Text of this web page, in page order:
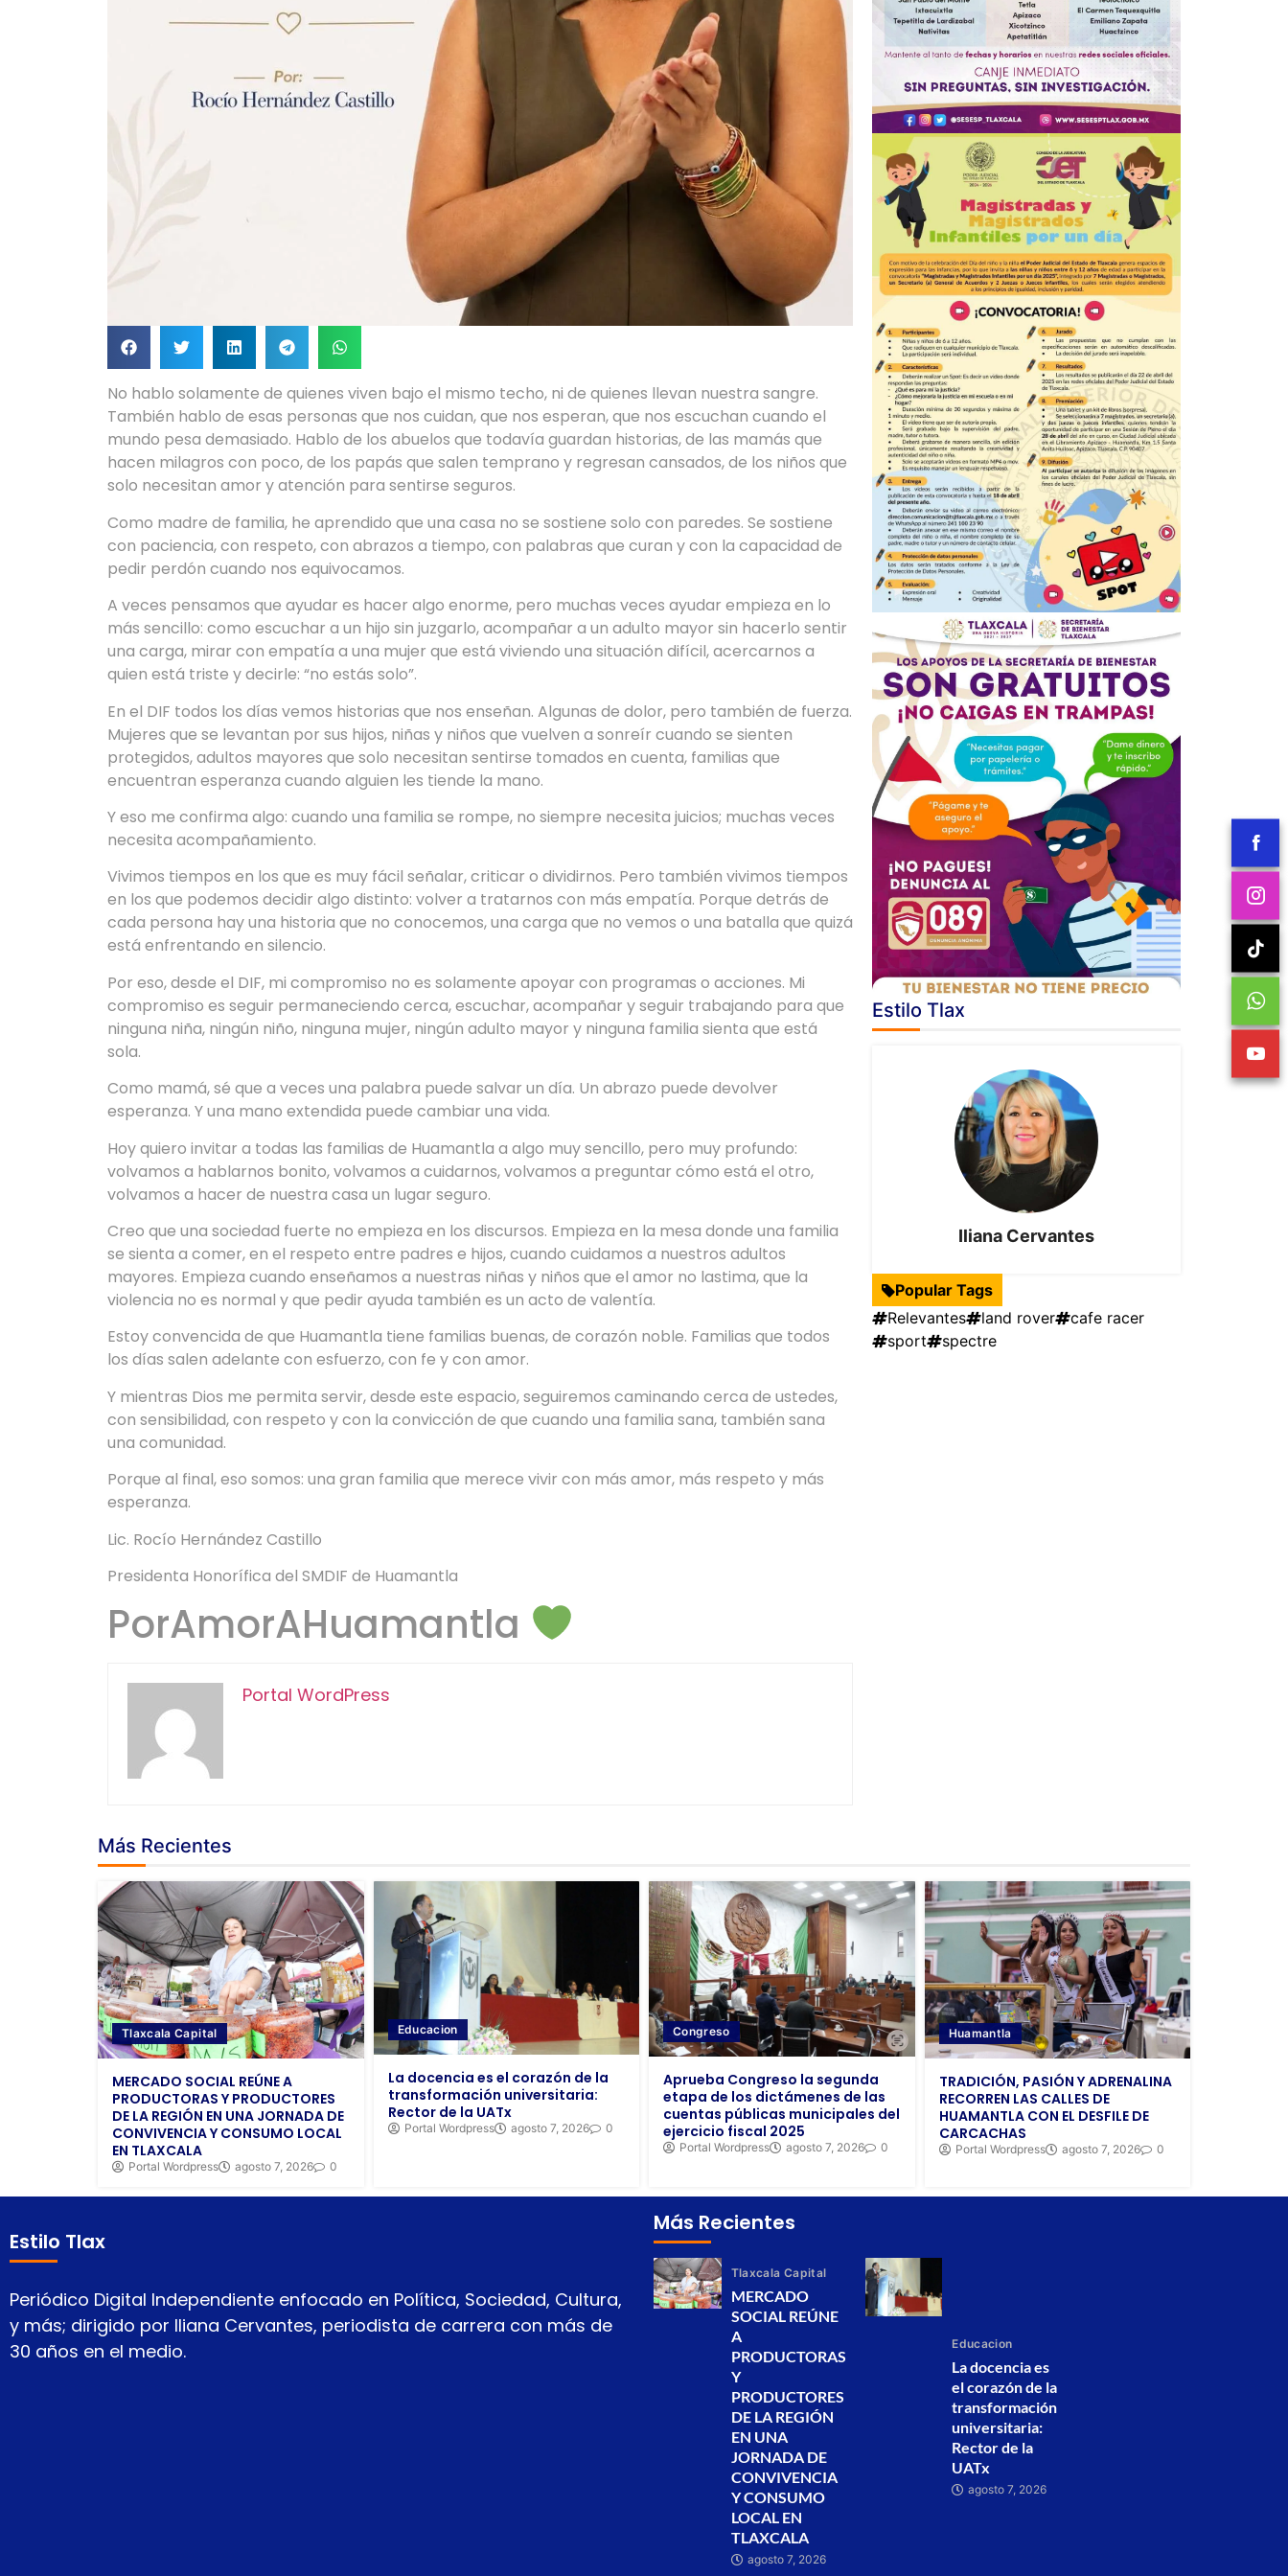
No hablo solamente de quienes viven bajo el mismo techo, ni de quienes llevan nuestra sangre.
También hablo de esas personas que nos cuidan, que nos esperan, que nos escuchan cuando el
mundo pesa demasiado. Hablo de los abuelos que todavía guardan historias, de las mamás que
hacen milagros con poco, de los papás que salen temprano y regresan cansados, de los niños que
solo necesitan amor y atención para sentirse seguros.
Como madre de familia, he aprendido que una casa no se sostiene solo con paredes. Se sostiene
con paciencia, con respeto, con abrazos a tiempo, con palabras que curan y con la capacidad de
pedir perdón cuando nos equivocamos.
A veces pensamos que ayudar es hacer algo enorme, pero muchas veces ayudar empieza en lo
más sencillo: como escuchar a un hijo sin juzgarlo, acompañar a un adulto mayor sin hacerlo sentir
una carga, mirar con empatía a una mujer que está viviendo una situación difícil, acercarnos a
quien está triste y decirle: “no estás solo”.
En el DIF todos los días vemos historias que nos enseñan. Algunas de dolor, pero también de fuerza.
Mujeres que se levantan por sus hijos, niñas y niños que vuelven a sonreír cuando se sienten
protegidos, adultos mayores que solo necesitan sentirse tomados en cuenta, familias que
encuentran esperanza cuando alguien les tiende la mano.
Y eso me confirma algo: cuando una familia se rompe, no siempre necesita juicios; muchas veces
necesita acompañamiento.
Vivimos tiempos en los que es muy fácil señalar, criticar o dividirnos. Pero también vivimos tiempos
en los que podemos decidir algo distinto: volver a tratarnos con más empatía. Porque detrás de
cada persona hay una historia que no conocemos, una carga que no vemos o una batalla que quizá
está enfrentando en silencio.
Por eso, desde el DIF, mi compromiso no es solamente apoyar con programas o acciones. Mi
compromiso es seguir permaneciendo cerca, escuchar, acompañar y seguir trabajando para que
ninguna niña, ningún niño, ninguna mujer, ningún adulto mayor y ninguna familia sienta que está
sola.
Como mamá, sé que a veces una palabra puede salvar un día. Un abrazo puede devolver
esperanza. Y una mano extendida puede cambiar una vida.
Hoy quiero invitar a todas las familias de Huamantla a algo muy sencillo, pero muy profundo:
volvamos a hablarnos bonito, volvamos a cuidarnos, volvamos a preguntar cómo está el otro,
volvamos a hacer de nuestra casa un lugar seguro.
Creo que una sociedad fuerte no empieza en los discursos. Empieza en la mesa donde una familia
se sienta a comer, en el respeto entre padres e hijos, cuando cuidamos a nuestros adultos
mayores. Empieza cuando enseñamos a nuestras niñas y niños que el amor no lastima, que la
violencia no es normal y que pedir ayuda también es un acto de valentía.
Estoy convencida de que Huamantla tiene familias buenas, de corazón noble. Familias que todos
los días salen adelante con esfuerzo, con fe y con amor.
Y mientras Dios me permita servir, desde este espacio, seguiremos caminando cerca de ustedes,
con sensibilidad, con respeto y con la convicción de que cuando una familia sana, también sana
una comunidad.
Porque al final, eso somos: una gran familia que merece vivir con más amor, más respeto y más
esperanza.
Lic. Rocío Hernández Castillo
Presidenta Honorífica del SMDIF de Huamantla
PorAmorAHuamantla
Portal WordPress
Estilo Tlax
Iliana Cervantes
Popular Tags
Relevantes
land rover
cafe racer
sport
spectre
Más Recientes
Tlaxcala Capital
MERCADO SOCIAL REÚNE A
PRODUCTORAS Y PRODUCTORES
DE LA REGIÓN EN UNA JORNADA DE
CONVIVENCIA Y CONSUMO LOCAL
EN TLAXCALA
Portal Wordpress agosto 7, 2026 0
Educacion
La docencia es el corazón de la
transformación universitaria:
Rector de la UATx
Portal Wordpress agosto 7, 2026 0
Congreso
Aprueba Congreso la segunda
etapa de los dictámenes de las
cuentas públicas municipales del
ejercicio fiscal 2025
Portal Wordpress agosto 7, 2026 0
Huamantla
TRADICIÓN, PASIÓN Y ADRENALINA
RECORREN LAS CALLES DE
HUAMANTLA CON EL DESFILE DE
CARCACHAS
Portal Wordpress agosto 7, 2026 0
Estilo Tlax
Periódico Digital Independiente enfocado en Política, Sociedad, Cultura,
y más; dirigido por Iliana Cervantes, periodista de carrera con más de
30 años en el medio.
Más Recientes
Tlaxcala Capital
MERCADO
SOCIAL REÚNE
A
PRODUCTORAS
Y
PRODUCTORES
DE LA REGIÓN
EN UNA
JORNADA DE
CONVIVENCIA
Y CONSUMO
LOCAL EN
TLAXCALA
agosto 7, 2026
Educacion
La docencia es
el corazón de la
transformación
universitaria:
Rector de la
UATx
agosto 7, 2026